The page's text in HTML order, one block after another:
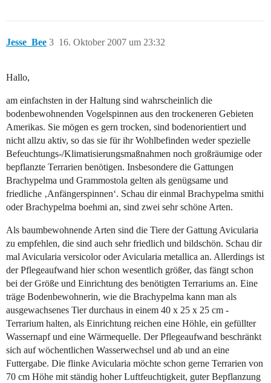
Jesse_Bee 16. Oktober 2007 um 23:32
3
Hallo,
am einfachsten in der Haltung sind wahrscheinlich die
bodenbewohnenden Vogelspinnen aus den trockeneren Gebieten
Amerikas. Sie mögen es gern trocken, sind bodenorientiert und
nicht allzu aktiv, so das sie für ihr Wohlbefinden weder spezielle
Befeuchtungs-/Klimatisierungsmaßnahmen noch großräumige oder
bepflanzte Terrarien benötigen. Insbesondere die Gattungen
Brachypelma und Grammostola gelten als genügsame und
friedliche ‚Anfängerspinnen‘. Schau dir einmal Brachypelma smithi
oder Brachypelma boehmi an, sind zwei sehr schöne Arten.
Als baumbewohnende Arten sind die Tiere der Gattung Avicularia
zu empfehlen, die sind auch sehr friedlich und bildschön. Schau dir
mal Avicularia versicolor oder Avicularia metallica an. Allerdings ist
der Pflegeaufwand hier schon wesentlich größer, das fängt schon
bei der Größe und Einrichtung des benötigten Terrariums an. Eine
träge Bodenbewohnerin, wie die Brachypelma kann man als
ausgewachsenes Tier durchaus in einem 40 x 25 x 25 cm -
Terrarium halten, als Einrichtung reichen eine Höhle, ein gefüllter
Wassernapf und eine Wärmequelle. Der Pflegeaufwand beschränkt
sich auf wöchentlichen Wasserwechsel und ab und an eine
Futtergabe. Die flinke Avicularia möchte schon gerne Terrarien von
70 cm Höhe mit ständig hoher Luftfeuchtigkeit, guter Bepflanzung